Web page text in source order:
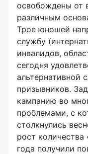
освобождены от
различным
Трое юношей
службу
инвалидов,
сегодня
альтернативной
призывников.
кампанию во
проблемами, с
столкнулись
рост
года получили